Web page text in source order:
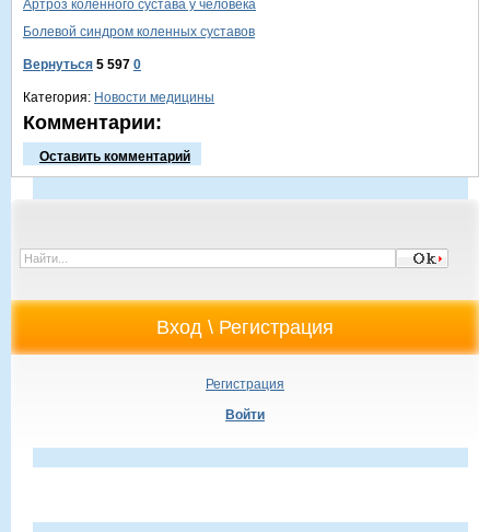
Артроз коленного сустава у человека
Болевой синдром коленных суставов
Вернуться 5 597 0
Категория: Новости медицины
Комментарии:
Оставить комментарий
Регистрация
Войти